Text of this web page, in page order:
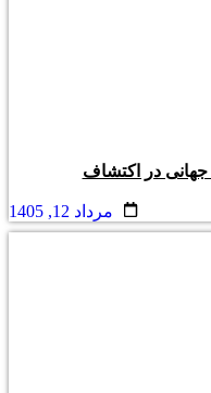
در اکتشاف
مرداد 12, 1405